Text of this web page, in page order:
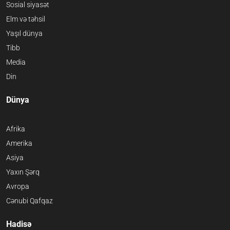
Sosial siyasət
Elm və təhsil
Yaşıl dünya
Tibb
Media
Din
Dünya
Afrika
Amerika
Asiya
Yaxın Şərq
Avropa
Cənubi Qafqaz
Hadisə